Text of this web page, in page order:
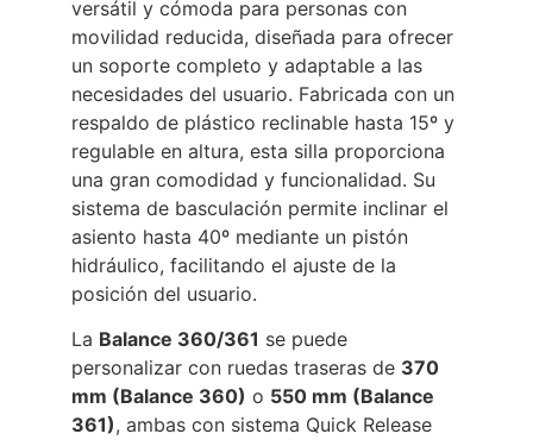
versátil y cómoda para personas con
movilidad reducida, diseñada para ofrecer
un soporte completo y adaptable a las
necesidades del usuario. Fabricada con un
respaldo de plástico reclinable hasta 15º y
regulable en altura, esta silla proporciona
una gran comodidad y funcionalidad. Su
sistema de basculación permite inclinar el
asiento hasta 40º mediante un pistón
hidráulico, facilitando el ajuste de la
posición del usuario.
La Balance 360/361 se puede
personalizar con ruedas traseras de 370
mm (Balance 360) o 550 mm (Balance
361), ambas con sistema Quick Release